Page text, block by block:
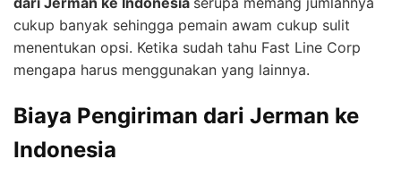
cukup banyak sehingga pemain awam cukup sulit
menentukan opsi. Ketika sudah tahu Fast Line Corp
mengapa harus menggunakan yang lainnya.
Biaya Pengiriman dari Jerman ke
Indonesia